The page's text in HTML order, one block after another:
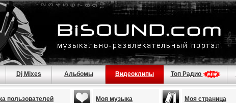
Dj Mixes Альбомы Видеоклипы Топ Радио
пользователей Моя музыка Моя страница